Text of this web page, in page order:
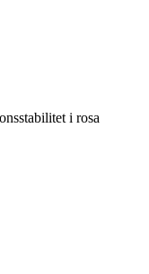
i rosa